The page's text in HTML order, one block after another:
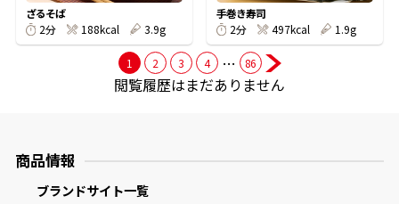
だしパック
ざるそば
2分
188kcal 3.9g
手巻き寿司
2分
497kcal 1.9g
1 2 3 4 … 86
閲覧履歴はまだありません
商品情報
ブランドサイト一覧